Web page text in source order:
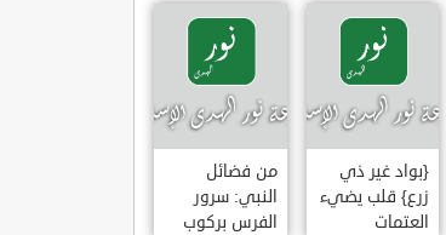
{بواد غير ذي
زرع} قلب يضيء
العتمات
من فضائل
النبي: سرور
الفرس بركوب